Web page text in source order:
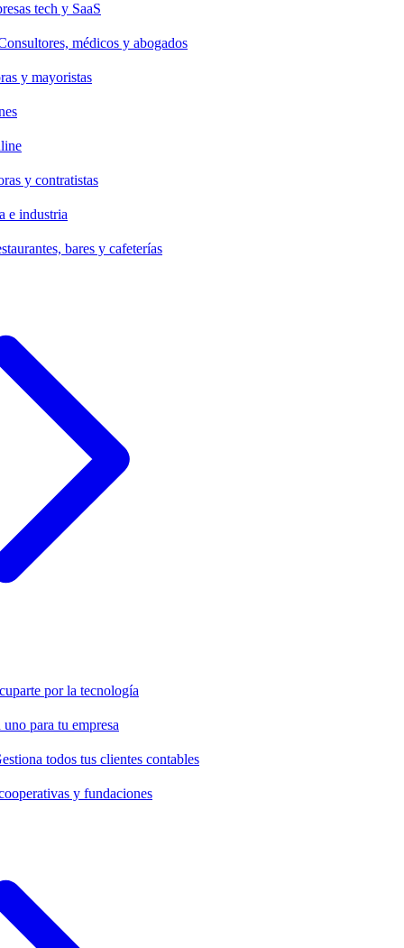
tech y SaaS
médicos y abogados
y mayoristas
y contratistas
e industria
bares y cafeterías
por la tecnología
para tu empresa
todos tus clientes contables
y fundaciones